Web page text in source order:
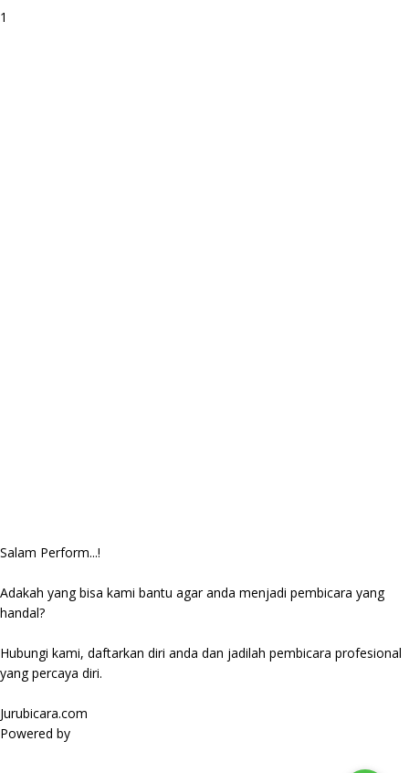
1
Salam Perform...!
Adakah yang bisa kami bantu agar anda menjadi pembicara yang
handal?
Hubungi kami, daftarkan diri anda dan jadilah pembicara profesional
yang percaya diri.
Jurubicara.com
Powered by